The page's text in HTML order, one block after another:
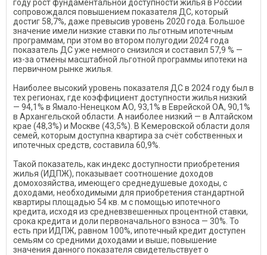
году рост фундаментальной доступности жилья в России
сопровождался повышением показателя ДС, который
достиг 58,7%, даже превысив уровень 2020 года. Большое
значение имели низкие ставки по льготным ипотечным
программам, при этом во втором полугодии 2024 года
показатель ДС уже немного снизился и составил 57,9 % —
из-за отмены масштабной льготной программы ипотеки на
первичном рынке жилья.
Наиболее высокий уровень показателя ДС в 2024 году был в
тех регионах, где коэффициент доступности жилья низкий
— 94,1% в Ямало-Ненецком АО, 93,1% в Еврейской ОА, 90,1%
в Архангельской области. А наиболее низкий — в Алтайском
крае (48,3%) и Москве (43,5%). В Кемеровской области доля
семей, которым доступна квартира за счёт собственных и
ипотечных средств, составила 60,9%.
Такой показатель, как индекс доступности приобретения
жилья (ИДПЖ), показывает соотношение доходов
домохозяйства, имеющего среднедушевые доходы, с
доходами, необходимыми для приобретения стандартной
квартиры площадью 54 кв. м с помощью ипотечного
кредита, исходя из средневзвешенных процентной ставки,
срока кредита и доли первоначального взноса — 30%. То
есть при ИДПЖ, равном 100%, ипотечный кредит доступен
семьям со средними доходами и выше; повышение
значения данного показателя свидетельствует о